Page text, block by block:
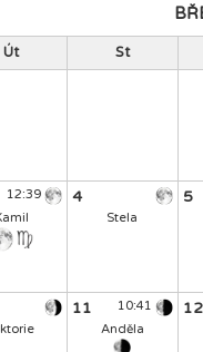
Út St
12:39
4
Stela
5
11
10:41
Anděla
12